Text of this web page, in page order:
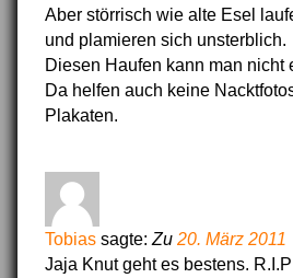
Aber störrisch wie alte Esel
und plamieren sich unsterblich.
Diesen Haufen kann man nicht
Da helfen auch keine
Plakaten.
Tobias sagte: Zu 20. März 2011
Jaja Knut geht es bestens.